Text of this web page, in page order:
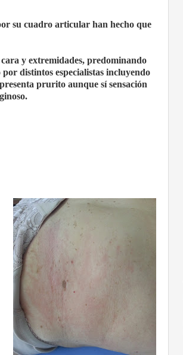
su cuadro articular han hecho que
y extremidades, predominando
distintos especialistas incluyendo
prurito aunque sí sensación